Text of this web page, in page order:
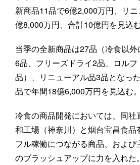
新商品11品で6億2,000万円、リ
億8,000万円、合計10億円を見込む
当季の全新商品は27品（冷食以
6品、フリーズドライ2品、ロル
品）、リニューアル品3品となっ
品で年間18億6,000万円を見込む。
冷食の商品開発においては、同社
和工場（神奈川）と烟台宝昌食
フル稼働につながる商品、および
のブラッシュアップに力を入れた。